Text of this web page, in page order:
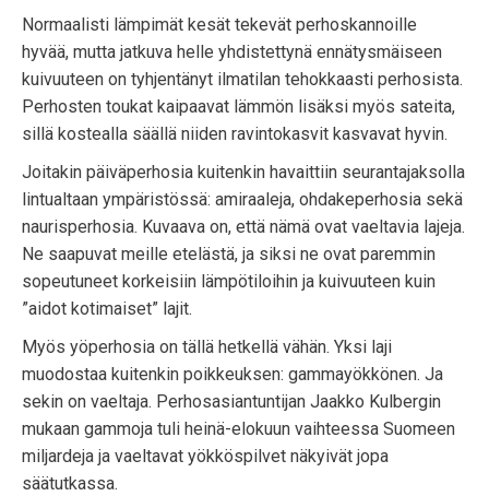
Normaalisti lämpimät kesät tekevät perhoskannoille
hyvää, mutta jatkuva helle yhdistettynä ennätysmäiseen
kuivuuteen on tyhjentänyt ilmatilan tehokkaasti perhosista.
Perhosten toukat kaipaavat lämmön lisäksi myös sateita,
sillä kostealla säällä niiden ravintokasvit kasvavat hyvin.
Joitakin päiväperhosia kuitenkin havaittiin seurantajaksolla
lintualtaan ympäristössä: amiraaleja, ohdakeperhosia sekä
naurisperhosia. Kuvaava on, että nämä ovat vaeltavia lajeja.
Ne saapuvat meille etelästä, ja siksi ne ovat paremmin
sopeutuneet korkeisiin lämpötiloihin ja kuivuuteen kuin
”aidot kotimaiset” lajit.
Myös yöperhosia on tällä hetkellä vähän. Yksi laji
muodostaa kuitenkin poikkeuksen: gammayökkönen. Ja
sekin on vaeltaja. Perhosasiantuntijan Jaakko Kulbergin
mukaan gammoja tuli heinä-elokuun vaihteessa Suomeen
miljardeja ja vaeltavat yökköspilvet näkyivät jopa
säätutkassa.